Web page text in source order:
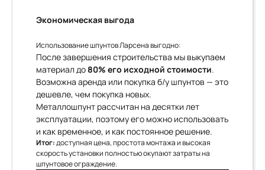
Экономическая выгода
Использование шпунтов Ларсена выгодно:
После завершения строительства мы выкупаем
материал до 80% его исходной стоимости.
Возможна аренда или покупка б/у шпунтов — это
дешевле, чем покупка новых.
Металлошпунт рассчитан на десятки лет
эксплуатации, поэтому его можно использовать
и как временное, и как постоянное решение.
Итог:доступная цена, простота монтажа и высокая
скорость установки полностью окупают затраты на
шпунтовое ограждение.